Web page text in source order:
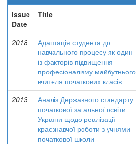
Issue
Date
Title
2018
Адаптація студента до
навчального процесу як один
із факторів підвищення
професіоналізму майбутнього
вчителя початкових класів
2013
Аналіз Державного стандарту
початкової загальної освіти
України щодо реалізації
краєзнавчої роботи з учнями
початкової школи